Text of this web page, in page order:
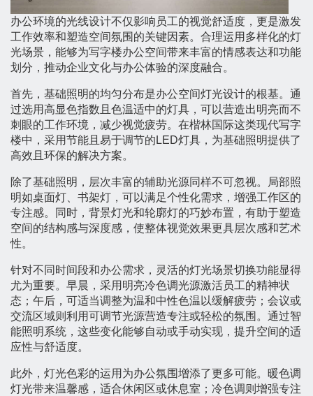
办公环境的光线设计不仅影响员工的视觉舒适度，更是激发
工作效率和塑造空间氛围的关键因素。合理运用多样化的灯
光场景，能够为写字楼办公空间带来丰富的情感表达和功能
划分，推动企业文化与办公体验的深度融合。
首先，基础照明的均匀分布是办公空间灯光设计的根基。通
过选用高显色指数且色温适中的灯具，可以营造出明亮而不
刺眼的工作环境，减少视觉疲劳。在楷林国际这类现代写字
楼中，采用节能且易于调节的LED灯具，为基础照明提供了
高效且环保的解决方案。
除了基础照明，层次丰富的辅助光源同样不可忽视。局部照
明如桌面灯、书架灯，可以满足个性化需求，增强工作区的
专注感。同时，背景灯光和轮廓灯的巧妙布置，有助于塑造
空间的结构感与深度感，使整体视觉效果更具层次感和艺术
性。
针对不同时间段和办公需求，灵活的灯光场景切换功能显得
尤为重要。早晨，采用明亮冷色调光源激活员工的精神状
态；午后，可适当调整为温和中性色温以缓解疲劳；会议或
交流区域则利用可调节光源营造专注或轻松的氛围。通过智
能照明系统，这些变化能够自动或手动实现，提升空间的适
应性与舒适度。
此外，灯光色彩的运用为办公氛围增添了更多可能。暖色调
灯光带来温馨感，适合休闲区或休息室；冷色调则增强专注